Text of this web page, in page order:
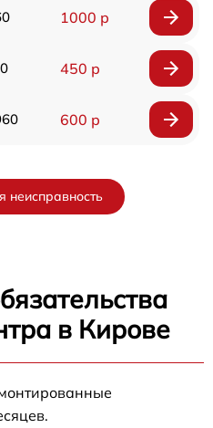
1000 р
450 р
600 р
неисправность
в Кирове